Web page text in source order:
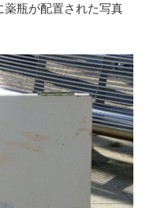
薬瓶が配置された写真